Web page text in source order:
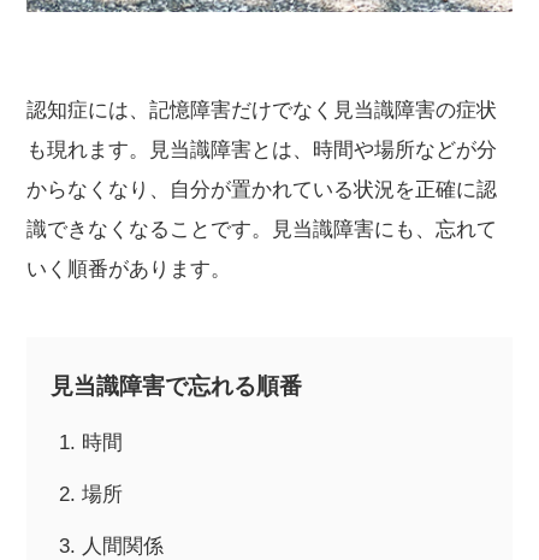
認知症には、記憶障害だけでなく見当識障害の症状
も現れます。見当識障害とは、時間や場所などが分
からなくなり、自分が置かれている状況を正確に認
識できなくなることです。見当識障害にも、忘れて
いく順番があります。
見当識障害で忘れる順番
時間
場所
人間関係